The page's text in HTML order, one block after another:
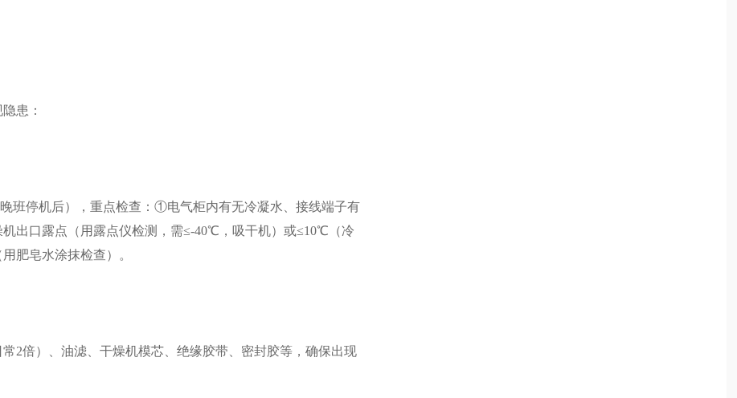
患：
班停机后），重点检查：①电气柜内有无冷凝水、接线端子有
出口露点（用露点仪检测，需≤-40℃，吸干机）或≤10℃（冷
肥皂水涂抹检查）。
2倍）、油滤、干燥机模芯、绝缘胶带、密封胶等，确保出现